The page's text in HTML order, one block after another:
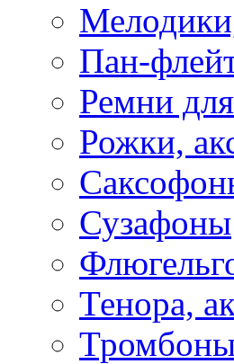
Пан-
Ремни
Рожки,
Сузафоны
Тенора,